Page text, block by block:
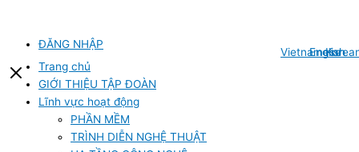
ĐĂNG NHẬP
Trang chủ
GIỚI THIỆU TẬP ĐOÀN
Lĩnh vực hoạt động
PHẦN MỀM
TRÌNH DIỄN NGHỆ THUẬT
Vietnamese
English